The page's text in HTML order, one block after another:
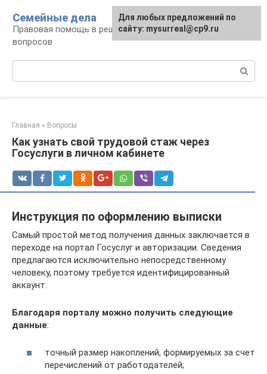
контенту
Семейные дела
Правовая помощь в решении семейных
вопросов
Главная » Вопросы
Как узнать свой трудовой стаж через
Госуслуги в личном кабинете
Инструкция по оформлению выписки
Самый простой метод получения данных заключается в
переходе на портал Госуслуг и авторизации. Сведения
предлагаются исключительно непосредственному
человеку, поэтому требуется идентифицированный
аккаунт.
Благодаря порталу можно получить следующие
данные:
точный размер накоплений, формируемых за счет
перечислений от работодателей;
Для любых предложений по
сайту: mysurreal@cp9.ru